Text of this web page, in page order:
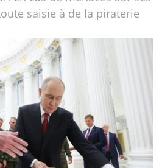
saisie à de la piraterie